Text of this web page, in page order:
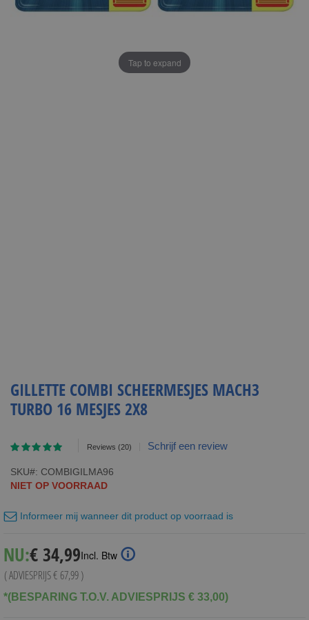
Tap to expand
GILLETTE COMBI SCHEERMESJES MACH3
TURBO 16 MESJES 2X8
Waardering:
Reviews (20) Schrijf een review
SKU
COMBIGILMA96
NIET OP VOORRAAD
Informeer mij wanneer dit product op voorraad is
NU: Special
Price
€ 34,99Incl. Btw
( ADVIESPRIJS€ 67,99)
*(BESPARING T.O.V. ADVIESPRIJS € 33,00)